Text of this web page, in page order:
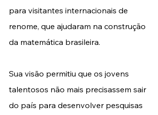
para visitantes internacionais de
renome, que ajudaram na construção
da matemática brasileira.
Sua visão permitiu que os jovens
talentosos não mais precisassem sair
do país para desenvolver pesquisas